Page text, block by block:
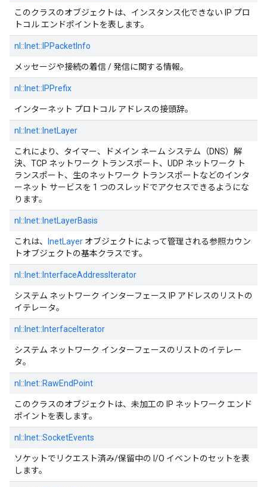
このクラスのオブジェクトは、インスタンス化できない IP プロ
トコル エンドポイントを表します。
nl:: Inet:: IPPacketInfo
メッセージや接続の着信 / 発信に関する情報。
nl:: Inet:: IPPrefix
インターネット プロトコル アドレスの接頭辞。
nl:: Inet:: InetLayer
これにより、タイマー、ドメイン ネーム システム（DNS）解
決、TCP ネットワーク トランスポート、UDP ネットワーク ト
ランスポート、生のネットワーク トランスポートなどのインタ
ーネット サービスを 1 つのスレッドでアクセスできるようにな
ります。
nl:: Inet:: InetLayerBasis
これは、 InetLayer オブジェクトによって管理される参照カウン
トオブジェクトの基本クラスです。
nl:: Inet:: InterfaceAddressIterator
システム ネットワーク インターフェース IP アドレスのリストの
イテレータ。
nl:: Inet:: InterfaceIterator
システム ネットワーク インターフェースのリストのイテレー
タ。
nl:: Inet::RawEndPoint
このクラスのオブジェクトは、未加工の IP ネットワーク エンド
ポイントを表します。
nl:: Inet::SocketEvents
ソケットでリクエスト済み/保留中の I/O イベントのセットを表
します。